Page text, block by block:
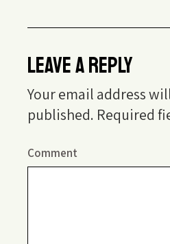
LEAVE A REPLY
Your email address
published. Required
Comment